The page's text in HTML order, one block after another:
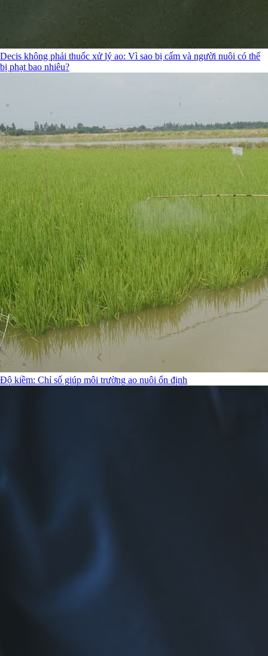
Decis không phải thuốc xử lý ao: Vì sao bị cấm và người nuôi có thể
bị phạt bao nhiêu?
Độ kiềm: Chỉ số giúp môi trường ao nuôi ổn định